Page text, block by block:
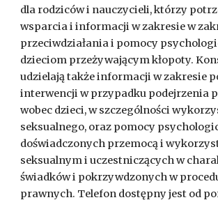
dla rodziców i nauczycieli, którzy
wsparcia i informacji w zakresie w
przeciwdziałania i pomocy
dzieciom przeżywającym kłopoty.
udzielają także informacji w zakresie
interwencji w przypadku podejrzenia
wobec dzieci, w szczególności
seksualnego, oraz pomocy
doświadczonych przemocą i
seksualnym i uczestniczących w
świadków i pokrzywdzonych w
prawnych. Telefon dostępny jest od